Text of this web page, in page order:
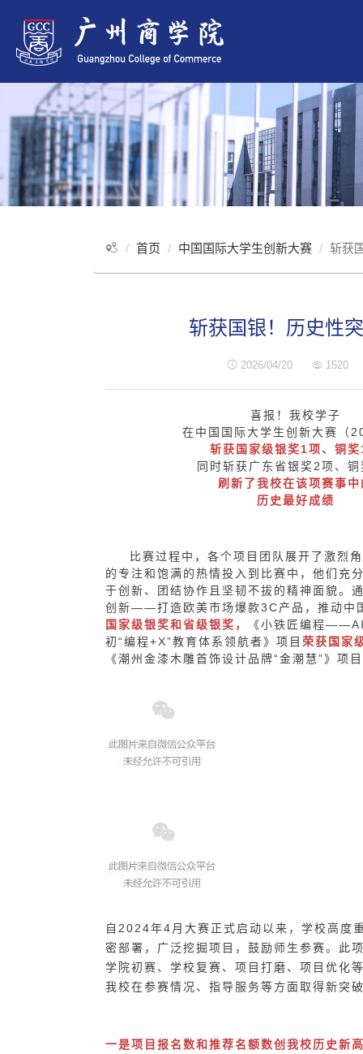
首页 中国国际大学生创新大赛 斩获
斩获国银！历史性
2026/04/20 1520
喜报！我校学子
在中国国际大学生创新大赛（
斩获国家级银奖1项、铜
同时斩获广东省银奖2项、
刷新了我校在该项赛事中
历史最好成绩
比赛过程中，各个项目团队展开了激烈
的专注和饱满的热情投入到比赛中，他们充
于创新、团结协作且坚韧不拔的精神面貌。
创新——打造欧美市场爆款3C产品，推动中
国家级银奖和省级银奖，
《小铁匠编程——
初“编程+X”教育体系领航者》 项目 荣获国家
《潮州金漆木雕首饰设计品牌“金潮慧”》项目
自2024年4月大赛正式启动以来，学校高度
密部署，广泛挖掘项目，鼓励师生参赛。 此
学院初赛、学校复赛、项目打磨、项目优化
我校在参赛情况、指导服务等方面取得新突
一是项目报名数和推荐名额数创我校历史新